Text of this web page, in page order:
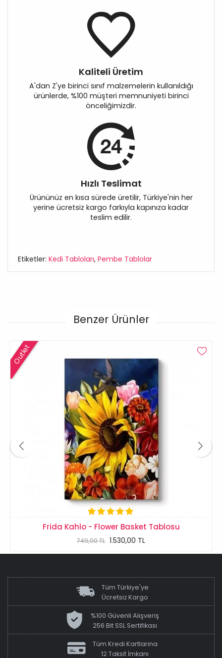
Kaliteli Üretim
A'dan Z'ye birinci sınıf malzemelerin kullanıldığı
ürünlerde, %100 müşteri memnuniyeti birinci
önceliğimizdir.
Hızlı Teslimat
Ürününüz en kısa sürede üretilir, Türkiye'nin her
yerine ücretsiz kargo farkıyla kapınıza kadar
teslim edilir.
Etiketler: Kedi Tabloları, Pembe Tablolar
Benzer Ürünler
Outlet
Frida Kahlo - Flower Basket Tablosu
749,00 TL 1.530,00 TL
Tüm Türkiye'ye
Ücretsiz Kargo
%100 Güvenli Alışveriş
256 Bit SSL Sertifikası
Tüm Kredi Kartlarına
12 Taksit İmkanı